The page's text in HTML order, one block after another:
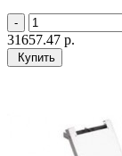
31657.47 р.
Купить